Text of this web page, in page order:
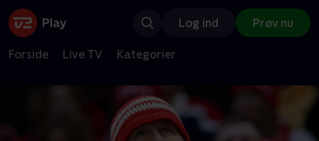
Log ind Prøv nu
Forside Live TV Kategorier